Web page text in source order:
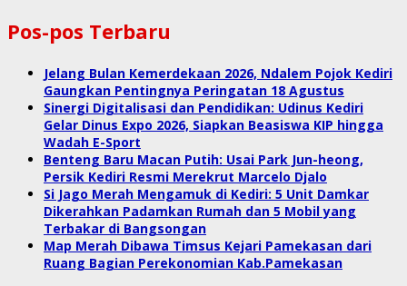
Pos-pos Terbaru
Jelang Bulan Kemerdekaan 2026, Ndalem Pojok Kediri
Gaungkan Pentingnya Peringatan 18 Agustus
Sinergi Digitalisasi dan Pendidikan: Udinus Kediri
Gelar Dinus Expo 2026, Siapkan Beasiswa KIP hingga
Wadah E-Sport
Benteng Baru Macan Putih: Usai Park Jun-heong,
Persik Kediri Resmi Merekrut Marcelo Djalo
Si Jago Merah Mengamuk di Kediri: 5 Unit Damkar
Dikerahkan Padamkan Rumah dan 5 Mobil yang
Terbakar di Bangsongan
Map Merah Dibawa Timsus Kejari Pamekasan dari
Ruang Bagian Perekonomian Kab.Pamekasan